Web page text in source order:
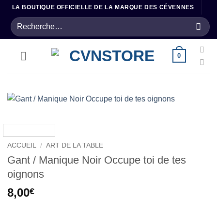
Passer
contenu
LA BOUTIQUE OFFICIELLE DE LA MARQUE DES CÉVENNES
Recherche
pour :
0
ACCUEIL / ART DE LA TABLE
Gant / Manique Noir Occupe toi de tes
oignons
8,00€